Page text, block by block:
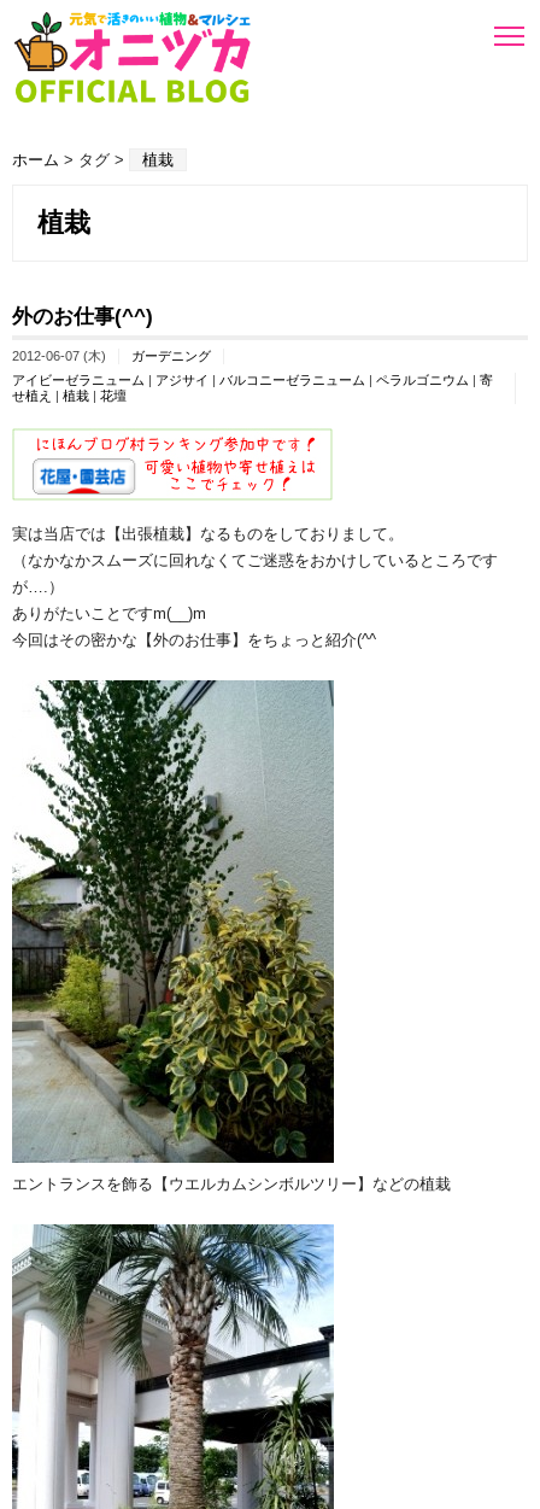
ホーム > タグ > 植栽
植栽
外のお仕事(^^)
2012-06-07 (木)
ガーデニング
アイビーゼラニューム | アジサイ | バルコニーゼラニューム | ペラルゴニウム | 寄
せ植え | 植栽 | 花壇
実は当店では【出張植栽】なるものをしておりまして。
（なかなかスムーズに回れなくてご迷惑をおかけしているところです
が….）
ありがたいことですm(__)m
今回はその密かな【外のお仕事】をちょっと紹介(^^ゞ
エントランスを飾る【ウエルカムシンボルツリー】などの植栽